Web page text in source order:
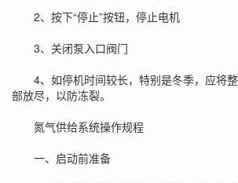
2、按下“停止”按钮，停止电机
3、关闭泵入口阀门
4、如停机时间较长，特别是冬季，应将
部放尽，以防冻裂。
氮气供给系统操作规程
一、启动前准备